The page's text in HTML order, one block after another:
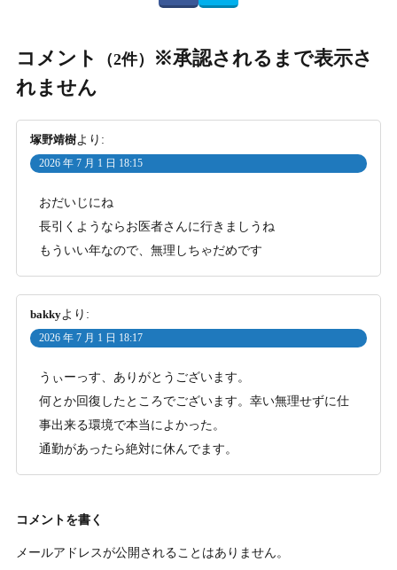
コメント （2件）
※承認されるまで表示さ
れません
塚野靖樹より:
2026 年 7 月 1 日 18:15
おだいじにね
長引くようならお医者さんに行きましうね
もういい年なので、無理しちゃだめです
bakkyより:
2026 年 7 月 1 日 18:17
うぃーっす、ありがとうございます。
何とか回復したところでございます。幸い無理せずに仕
事出来る環境で本当によかった。
通勤があったら絶対に休んでます。
コメントを書く
メールアドレスが公開されることはありません。